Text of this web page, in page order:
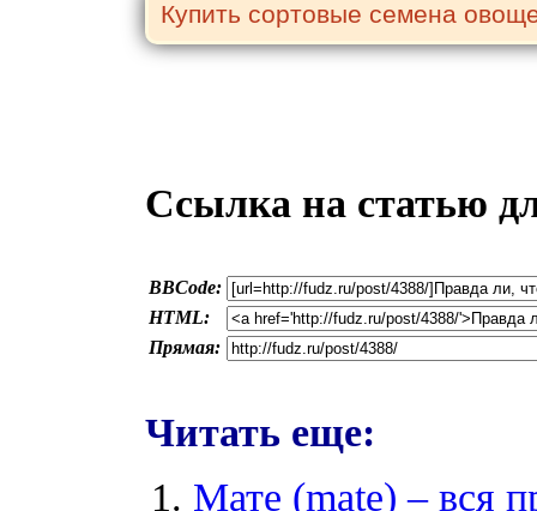
Ссылка на статью
BBCode:
HTML:
Прямая:
Читать еще:
Мате (mate) – вся